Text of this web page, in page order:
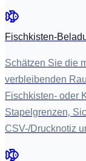
Fischkisten-
Schätzen Sie die
verbleibenden
Fischkisten- oder
Stapelgrenzen,
CSV-/Drucknotiz